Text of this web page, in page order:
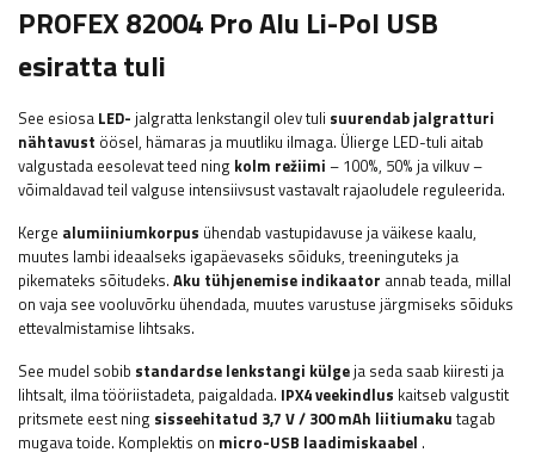
PROFEX 82004 Pro Alu Li-Pol USB
esiratta tuli
See esiosa LED- jalgratta lenkstangil olev tuli suurendab jalgratturi
nähtavust öösel, hämaras ja muutliku ilmaga. Ülierge LED-tuli aitab
valgustada eesolevat teed ning kolm režiimi – 100%, 50% ja vilkuv –
võimaldavad teil valguse intensiivsust vastavalt rajaoludele reguleerida.
Kerge alumiiniumkorpus ühendab vastupidavuse ja väikese kaalu,
muutes lambi ideaalseks igapäevaseks sõiduks, treeninguteks ja
pikemateks sõitudeks. Aku tühjenemise indikaator annab teada, millal
on vaja see vooluvõrku ühendada, muutes varustuse järgmiseks sõiduks
ettevalmistamise lihtsaks.
See mudel sobib standardse lenkstangi külgeja seda saab kiiresti ja
lihtsalt, ilma tööriistadeta, paigaldada. IPX4 veekindlus kaitseb valgustit
pritsmete eest ning sisseehitatud 3,7 V / 300 mAh liitiumaku tagab
mugava toide. Komplektis on micro-USB laadimiskaabel .